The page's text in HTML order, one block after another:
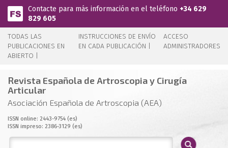
Pasar al contenido principal
Contacte para más información en el teléfono +34 629
829 605
TODAS LAS
PUBLICACIONES EN
ABIERTO |
INSTRUCCIONES DE ENVÍO
EN CADA PUBLICACIÓN |
ACCESO
ADMINISTRADORES
Revista Española de Artroscopia y Cirugía
Articular
Asociación Española de Artroscopia (AEA)
ISSN online: 2443-9754 (es)
ISSN impreso: 2386-3129 (es)